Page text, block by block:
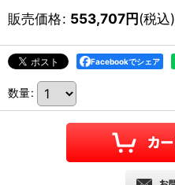
販売価格: 553,707円(税込)
Facebookでシェア
数量: